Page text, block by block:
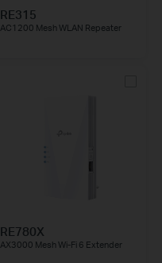
RE315
AC1200 Mesh WLAN Repeater
RE780X
AX3000 Mesh Wi-Fi 6 Extender